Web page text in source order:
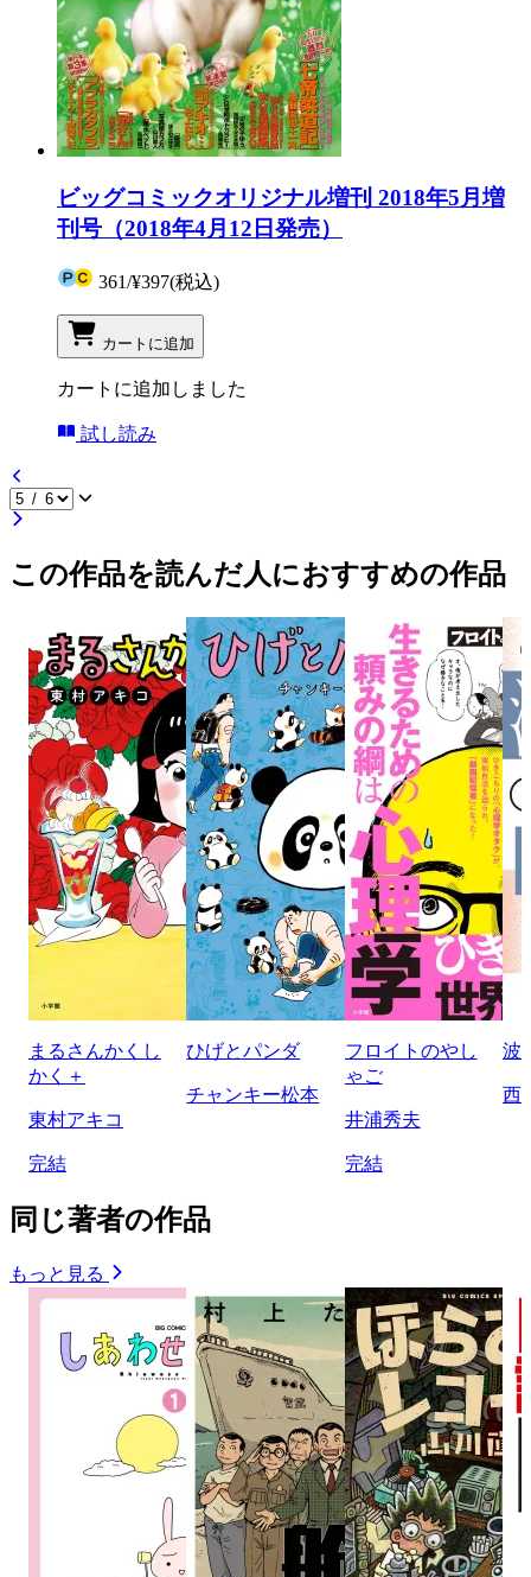
ビッグコミックオリジナル増刊 2018年5月増
刊号（2018年4月12日発売）
361/¥397(税込)
カートに追加
カートに追加しました
試し読み
この作品を読んだ人におすすめの作品
まるさんかくし
かく＋
東村アキコ
完結
ひげとパンダ
チャンキー松本
フロイトのやし
ゃご
井浦秀夫
完結
波
西
同じ著者の作品
もっと見る